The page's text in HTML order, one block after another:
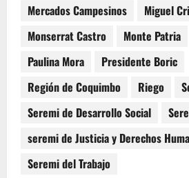
Mercados Campesinos
Miguel
Monserrat Castro
Monte Patria
Paulina Mora
Presidente Boric
Región de Coquimbo
Riego
Seremi de Desarrollo Social
seremi de Justicia y Derechos
Seremi del Trabajo